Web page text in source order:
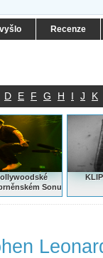
Recenze
D E F G H I J K
Sonu